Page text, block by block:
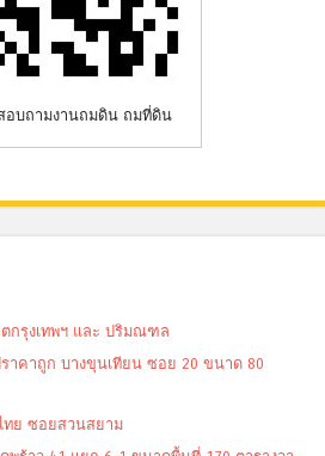
อบถามงานถมดิน ถมที่ดิน
กรุงเทพฯ และ ปริมณฑล
าคาถูก บางขุนเทียน ซอย 20 ขนาด 80
ทย ซอยสวนสยาม